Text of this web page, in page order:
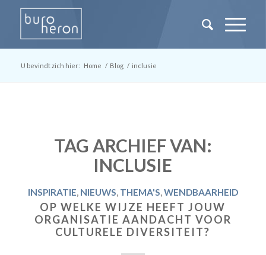
U bevindt zich hier: Home / Blog / inclusie
TAG ARCHIEF VAN:
INCLUSIE
INSPIRATIE, NIEUWS, THEMA'S,WENDBAARHEID
OP WELKE WIJZE HEEFT JOUW
ORGANISATIE AANDACHT VOOR
CULTURELE DIVERSITEIT?